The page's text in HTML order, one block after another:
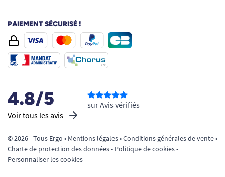
PAIEMENT SÉCURISÉ !
4.8/5
Voir tous les avis
sur Avis vérifiés
© 2026 - Tous Ergo • Mentions légales•Conditions générales de vente•
Charte de protection des données• Politique de cookies•
Personnaliser les cookies